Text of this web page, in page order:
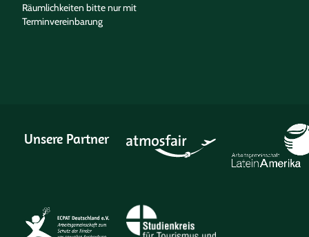
Räumlichkeiten bitte nur mit
Terminvereinbarung
Unsere Partner